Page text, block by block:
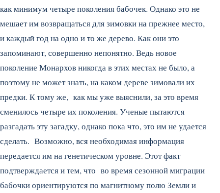
как минимум четыре поколения бабочек. Однако это не
мешает им возвращаться для зимовки на прежнее место,
и каждый год на одно и то же дерево. Как они это
запоминают, совершенно непонятно. Ведь новое
поколение Монархов никогда в этих местах не было, а
поэтому не может знать, на каком дереве зимовали их
предки. К тому же, как мы уже выяснили, за это время
сменилось четыре их поколения. Ученые пытаются
разгадать эту загадку, однако пока что, это им не удается
сделать. Возможно, вся необходимая информация
передается им на генетическом уровне. Этот факт
подтверждается и тем, что во время сезонной миграции
бабочки ориентируются по магнитному полю Земли и